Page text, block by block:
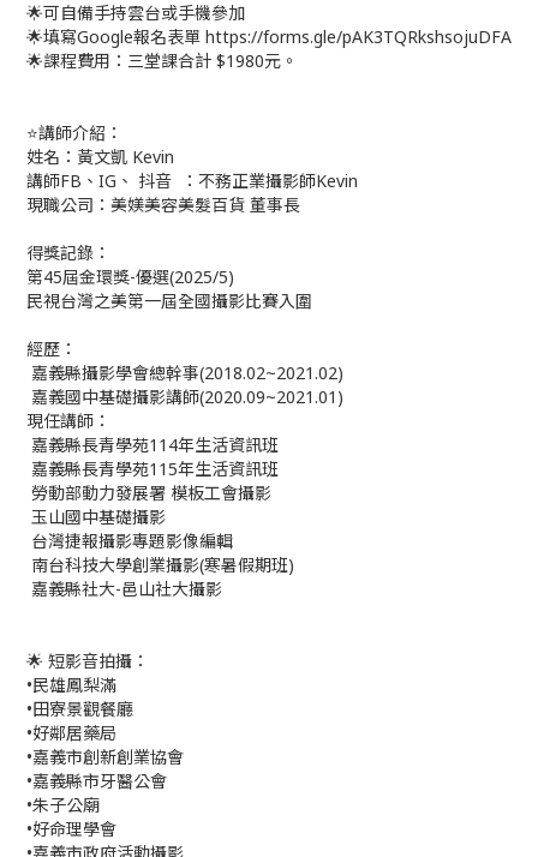
🌟可自備手持雲台或手機參加
🌟填寫Google報名表單 https://forms.gle/pAK3TQRkshsojuDFA
🌟課程費用：三堂課合計 $1980元。
⭐講師介紹：
姓名：黃文凱 Kevin
講師FB、IG、 抖音 ：不務正業攝影師Kevin
現職公司：美媄美容美髮百貨 董事長
得獎記錄：
第45屆金環獎-優選(2025/5)
民視台灣之美第一屆全國攝影比賽入圍
經歷：
嘉義縣攝影學會總幹事(2018.02~2021.02)
嘉義國中基礎攝影講師(2020.09~2021.01)
現任講師：
嘉義縣長青學苑114年生活資訊班
嘉義縣長青學苑115年生活資訊班
勞動部動力發展署 模板工會攝影
玉山國中基礎攝影
台灣捷報攝影專題影像編輯
南台科技大學創業攝影(寒暑假期班)
嘉義縣社大-邑山社大攝影
🌟 短影音拍攝：
•民雄鳳梨滿
•田寮景觀餐廳
•好鄰居藥局
•嘉義市創新創業協會
•嘉義縣市牙醫公會
•朱子公廟
•好命理學會